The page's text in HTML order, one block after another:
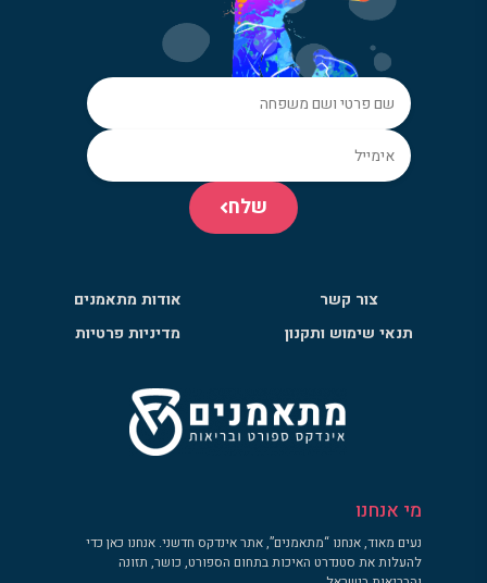
שלח
צור קשר
אודות מתאמנים
תנאי שימוש ותקנון
מדיניות פרטיות
מי אנחנו
נעים מאוד, אנחנו “מתאמנים”, אתר אינדקס חדשני. אנחנו כאן כדי
להעלות את סטנדרט האיכות בתחום הספורט, כושר, תזונה